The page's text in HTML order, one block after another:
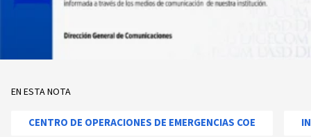
EN ESTA NOTA
CENTRO DE OPERACIONES DE EMERGENCIAS COE